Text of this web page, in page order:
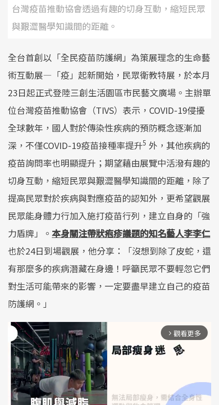
台灣疫苗推動協會透過有趣的切身互動，縮短民眾
與艱澀醫學知識間的距離。
全台首創以「全民疫苗防護網」為策展理念的生命藝
術互動展—「疫」起新開始，民眾衛教特展，於本月
23日起正式登陸三創生活園區市民藝文廣場。主辦單
位台灣疫苗推動協會（TIVS）表示，COVID-19侵擾
全球數年，國人對於傳染性疾病的預防概念逐漸加
深，不僅COVID-19疫苗接種率提升5 外，其他疾病的
疫苗詢問率也明顯提升；期望藉由展覽中活潑有趣的
切身互動，縮短民眾與艱澀醫學知識間的距離，除了
提高民眾對於疾病與對應疫苗的認知外，更希望觀展
民眾能身體力行加入施打疫苗行列，建立自身的「強
力盾牌」。 本身關注帶狀疱疹議題的知名藝人李李仁
也於24日到場觀展，他分享：「沒想到除了皮蛇，還
有那麼多的疾病潛藏在身邊！呼籲民眾不要輕忽它們
對生活可能帶來的影響，一定要盡早建立自己的疫苗
防護網。」
arrow_forward_ios 觀看更多